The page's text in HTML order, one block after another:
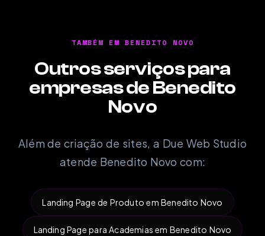
TAMBÉM EM BENEDITO NOVO
Outros serviços para
empresas de Benedito
Novo
Além de criação de sites, a Due Web Studio
atende Benedito Novo com:
Landing Page de Produto em Benedito Novo
Landing Page para Academias em Benedito Novo